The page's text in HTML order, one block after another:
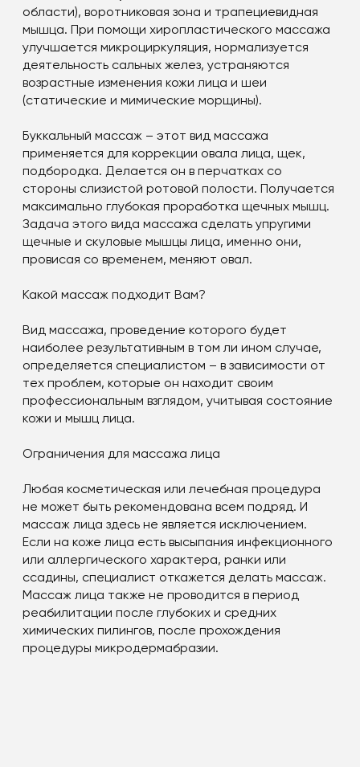
области), воротниковая зона и трапециевидная
мышца. При помощи хиропластического массажа
улучшается микроциркуляция, нормализуется
деятельность сальных желез, устраняются
возрастные изменения кожи лица и шеи
(статические и мимические морщины).
Буккальный массаж – этот вид массажа
применяется для коррекции овала лица, щек,
подбородка. Делается он в перчатках со
стороны слизистой ротовой полости. Получается
максимально глубокая проработка щечных мышц.
Задача этого вида массажа сделать упругими
щечные и скуловые мышцы лица, именно они,
провисая со временем, меняют овал.
Какой массаж подходит Вам?
Вид массажа, проведение которого будет
наиболее результативным в том ли ином случае,
определяется специалистом – в зависимости от
тех проблем, которые он находит своим
профессиональным взглядом, учитывая состояние
кожи и мышц лица.
Ограничения для массажа лица
Любая косметическая или лечебная процедура
не может быть рекомендована всем подряд. И
массаж лица здесь не является исключением.
Если на коже лица есть высыпания инфекционного
или аллергического характера, ранки или
ссадины, специалист откажется делать массаж.
Массаж лица также не проводится в период
реабилитации после глубоких и средних
химических пилингов, после прохождения
процедуры микродермабразии.